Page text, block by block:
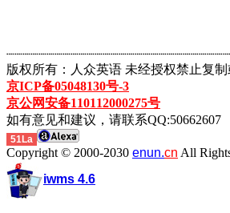
版权所有：人众英语 未经授权禁止复
京ICP备05048130号-3
京公网安备110112000275号
如有意见和建议，请联系QQ:50662607
51La
Copyright © 2000-2030 enun.cn All
iwms 4.6